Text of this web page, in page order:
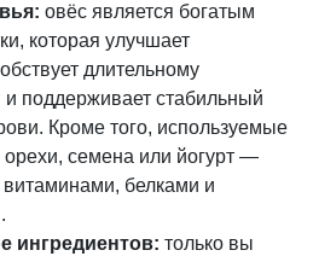
овёс является богатым
которая улучшает
длительному
поддерживает стабильный
Кроме того, используемые
семена или йогурт —
белками и
ингредиентов: только вы